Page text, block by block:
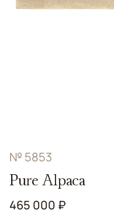
№ 5853
Pure Alpaca
465 000 ₽